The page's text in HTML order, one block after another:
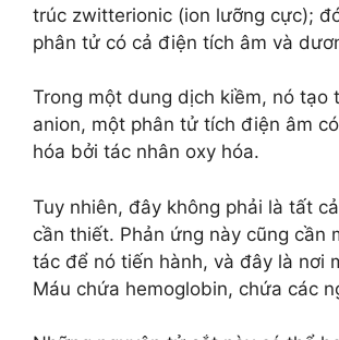
trúc zwitterionic (ion lưỡng cực);
phân tử có cả điện tích âm và
Trong một dung dịch kiềm, nó tạo
anion, một phân tử tích điện âm
hóa bởi tác nhân oxy hóa.
Tuy nhiên, đây không phải là tất
cần thiết. Phản ứng này cũng cần
tác để nó tiến hành, và đây là nơi
Máu chứa hemoglobin, chứa các